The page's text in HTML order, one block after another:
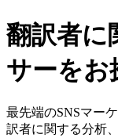
翻訳者に
サーをお
最先端のSNSマー
訳者に関する分析